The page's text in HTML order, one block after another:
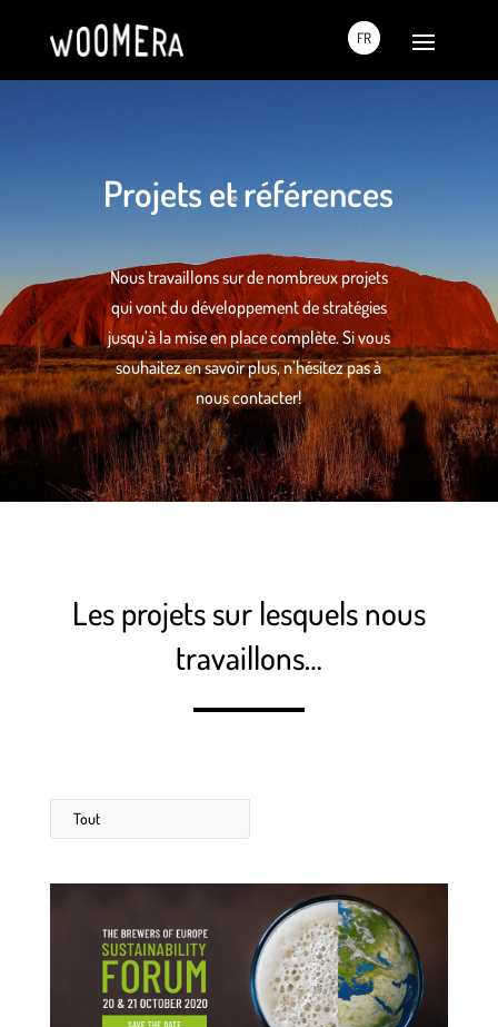
FR
Projets et références
Nous travaillons sur de nombreux projets
qui vont du développement de stratégies
jusqu’à la mise en place complète. Si vous
souhaitez en savoir plus, n’hésitez pas à
nous contacter!
Les projets sur lesquels nous
travaillons…
Tout